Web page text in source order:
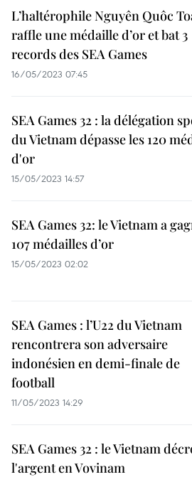
L’haltérophile Nguyên Quôc
raffle une médaille d’or et bat 3
records des SEA Games
16/05/2023 07:45
SEA Games 32 : la délégation
du Vietnam dépasse les 120
d'or
15/05/2023 14:57
SEA Games 32: le Vietnam a
107 médailles d’or
15/05/2023 02:02
SEA Games : l’U22 du Vietnam
rencontrera son adversaire
indonésien en demi-finale de
football
11/05/2023 14:29
SEA Games 32 : le Vietnam
l'argent en Vovinam